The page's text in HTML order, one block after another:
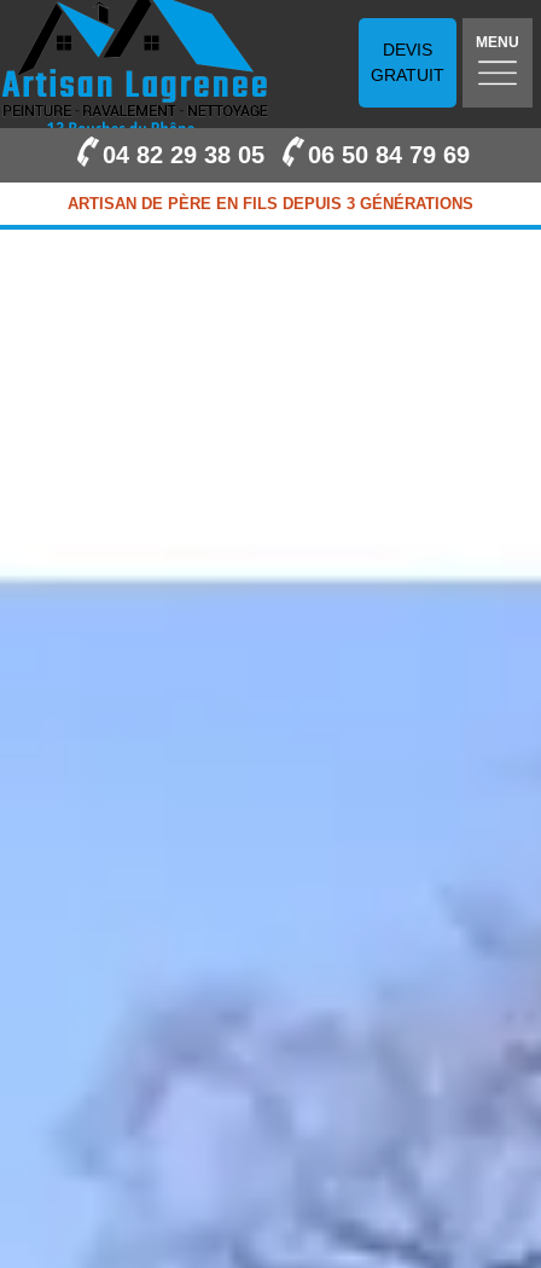
DEVIS
GRATUIT
MENU
04 82 29 38 05 06 50 84 79 69
ARTISAN DE PÈRE EN FILS DEPUIS 3 GÉNÉRATIONS